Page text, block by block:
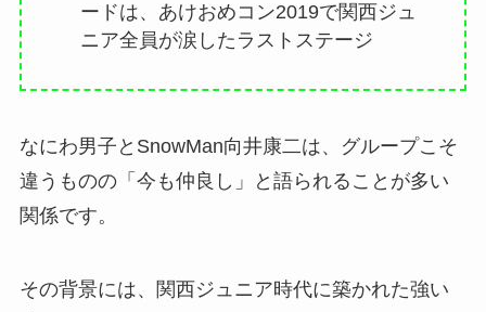
ードは、あけおめコン2019で関西ジュ
ニア全員が涙したラストステージ
なにわ男子とSnowMan向井康二は、グループこそ
違うものの「今も仲良し」と語られることが多い
関係です。
その背景には、関西ジュニア時代に築かれた強い